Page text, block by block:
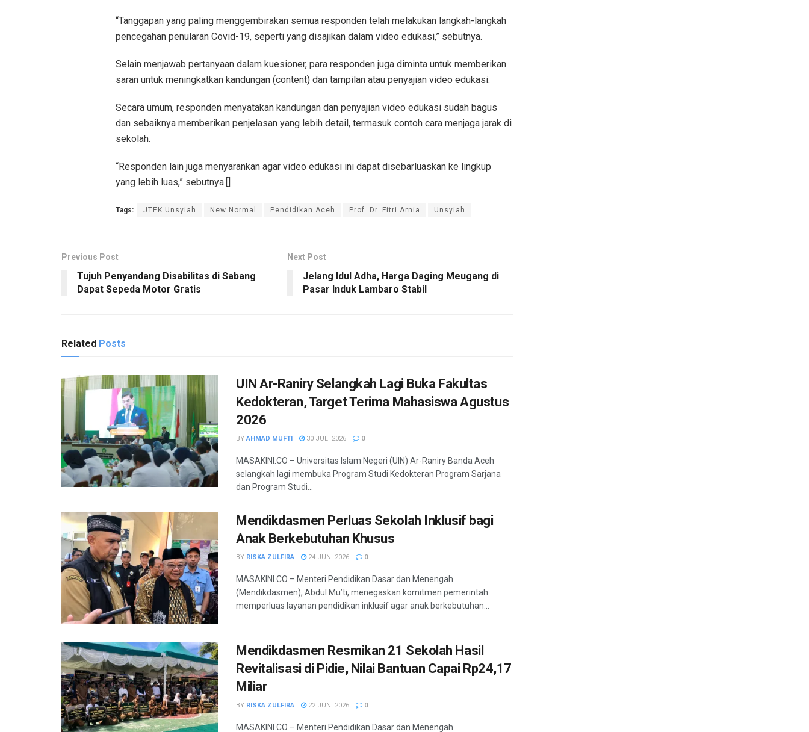
“Tanggapan yang paling menggembirakan semua responden telah melakukan langkah-langkah
pencegahan penularan Covid-19, seperti yang disajikan dalam video edukasi,” sebutnya.
Selain menjawab pertanyaan dalam kuesioner, para responden juga diminta untuk memberikan
saran untuk meningkatkan kandungan (content) dan tampilan atau penyajian video edukasi.
Secara umum, responden menyatakan kandungan dan penyajian video edukasi sudah bagus
dan sebaiknya memberikan penjelasan yang lebih detail, termasuk contoh cara menjaga jarak di
sekolah.
“Responden lain juga menyarankan agar video edukasi ini dapat disebarluaskan ke lingkup
yang lebih luas,” sebutnya.[]
Tags: JTEK Unsyiah New Normal Pendidikan Aceh Prof. Dr. Fitri Arnia Unsyiah
Previous Post
Tujuh Penyandang Disabilitas di Sabang
Dapat Sepeda Motor Gratis
Next Post
Jelang Idul Adha, Harga Daging Meugang di
Pasar Induk Lambaro Stabil
Related Posts
UIN Ar-Raniry Selangkah Lagi Buka Fakultas
Kedokteran, Target Terima Mahasiswa Agustus
2026
BY AHMAD MUFTI 30 JULI 2026 0
MASAKINI.CO – Universitas Islam Negeri (UIN) Ar-Raniry Banda Aceh
selangkah lagi membuka Program Studi Kedokteran Program Sarjana
dan Program Studi...
Mendikdasmen Perluas Sekolah Inklusif bagi
Anak Berkebutuhan Khusus
BY RISKA ZULFIRA 24 JUNI 2026 0
MASAKINI.CO – Menteri Pendidikan Dasar dan Menengah
(Mendikdasmen), Abdul Mu’ti, menegaskan komitmen pemerintah
memperluas layanan pendidikan inklusif agar anak berkebutuhan...
Mendikdasmen Resmikan 21 Sekolah Hasil
Revitalisasi di Pidie, Nilai Bantuan Capai Rp24,17
Miliar
BY RISKA ZULFIRA 22 JUNI 2026 0
MASAKINI.CO – Menteri Pendidikan Dasar dan Menengah